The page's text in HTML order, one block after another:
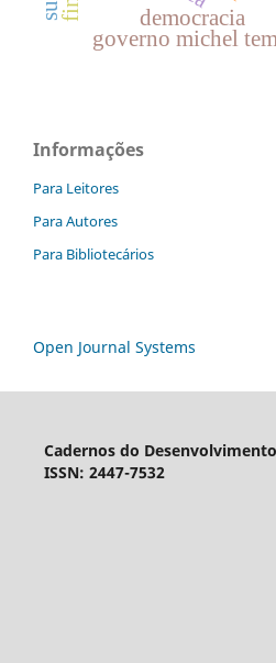
governo michel
democracia
Informações
Para Leitores
Para Autores
Para Bibliotecários
Open Journal Systems
Cadernos do
ISSN: 2447-7532